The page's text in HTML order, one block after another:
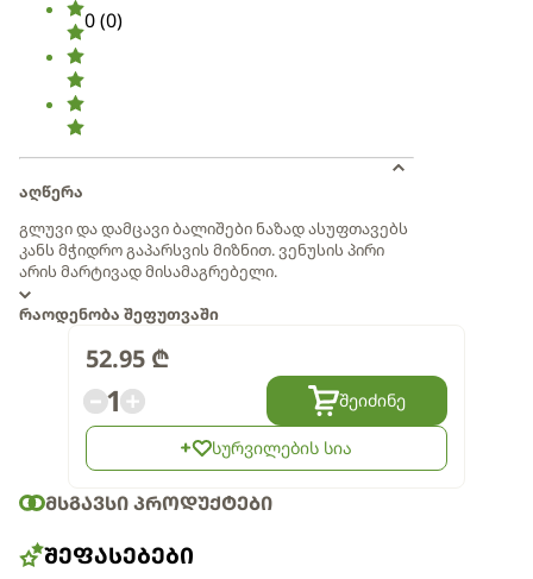
0(0)
აღწერა
გლუვი და დამცავი ბალიშები ნაზად ასუფთავებს
კანს მჭიდრო გაპარსვის მიზნით. ვენუსის პირი
არის მარტივად მისამაგრებელი.
რაოდენობა შეფუთვაში
52.95 ₾
1 შეიძინე
სურვილების სია
ᲛᲡᲒᲐᲕᲡᲘ ᲞᲠᲝᲓᲣᲥᲢᲔᲑᲘ
ᲨᲔᲤᲐᲡᲔᲑᲔᲑᲘ